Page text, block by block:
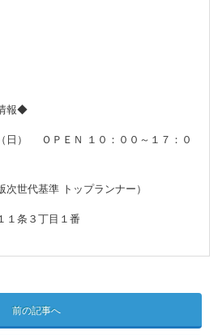
報◆
日） ＯＰＥＮ １０：００～１７：０
世代基準 トップランナー）
１条３丁目１番
前の記事へ